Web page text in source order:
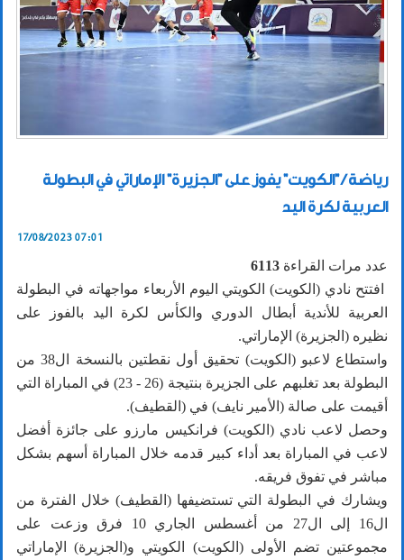
رياضة / "الكويت" يفوز على "الجزيرة" الإماراتي في البطولة
العربية لكرة اليد
17/08/2023 07:01
عدد مرات القراءة 6113
افتتح نادي (الكويت) الكويتي اليوم الأربعاء مواجهاته في البطولة
العربية للأندية أبطال الدوري والكأس لكرة اليد بالفوز على
نظيره (الجزيرة) الإماراتي.
واستطاع لاعبو (الكويت) تحقيق أول نقطتين بالنسخة ال38 من
البطولة بعد تغلبهم على الجزيرة بنتيجة (26 - 23) في المباراة التي
أقيمت على صالة (الأمير نايف) في (القطيف).
وحصل لاعب نادي (الكويت) فرانكيس مارزو على جائزة أفضل
لاعب في المباراة بعد أداء كبير قدمه خلال المباراة أسهم بشكل
مباشر في تفوق فريقه.
ويشارك في البطولة التي تستضيفها (القطيف) خلال الفترة من
ال16 إلى ال27 من أغسطس الجاري 10 فرق وزعت على
مجموعتين تضم الأولى (الكويت) الكويتي و(الجزيرة) الإماراتي